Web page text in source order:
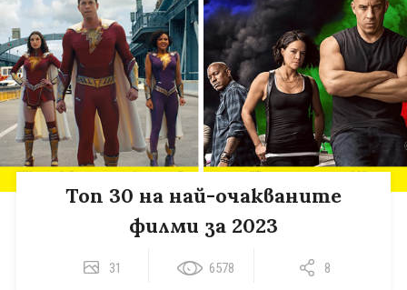
Tоп 30 на най-очакваните
филми за 2023
31 6578 8